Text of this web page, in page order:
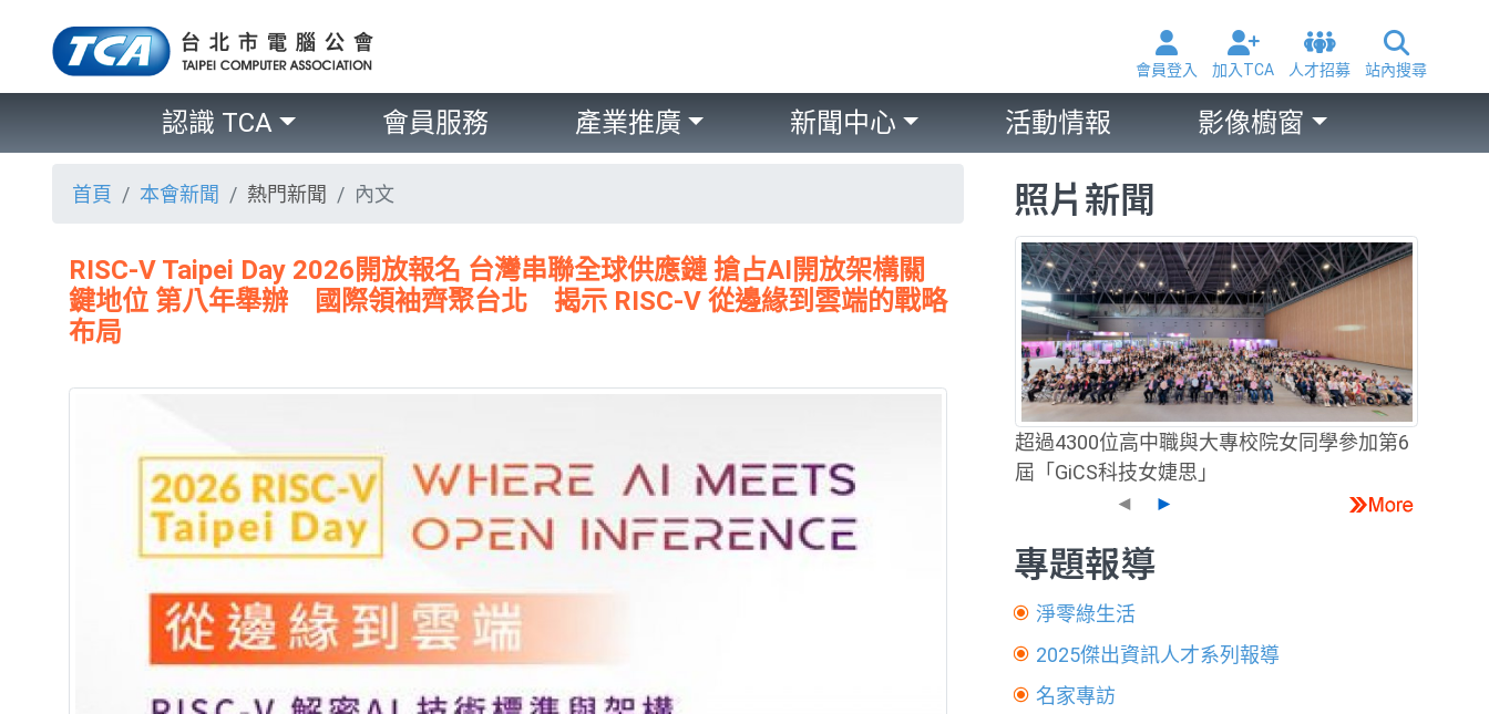
會員登入 加入TCA 人才招募 站內搜尋
認識 TCA 會員服務 產業推廣 新聞中心 活動情報 影像櫥窗
首頁 本會新聞 熱門新聞 內文
RISC-V Taipei Day 2026開放報名 台灣串聯全球供應鏈 搶占AI開放架構關
鍵地位 第八年舉辦 國際領袖齊聚台北 揭示 RISC-V 從邊緣到雲端的戰略
布局
照片新聞
超過4300位高中職與大專校院女同學參加第6
屆「GiCS科技女婕思」
◄
►
專題報導
淨零綠生活
2025傑出資訊人才系列報導
名家專訪